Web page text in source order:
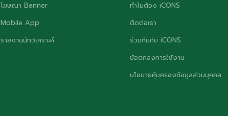
โฆษณา Banner
Mobile App
รายงานนักวิเคราะห์
ทำไมต้อง iCONS
ติดต่อเรา
ร่วมทีมกับ iCONS
ข้อตกลงการใช้งาน
นโยบายคุ้มครองข้อมูลส่วนบุคคล